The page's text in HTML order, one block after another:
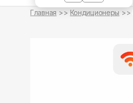
Главная Кондиционеры